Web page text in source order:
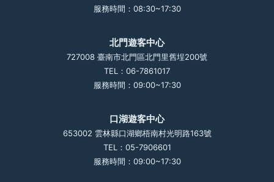
服務時間：08:30~17:30
北門遊客中心
727008 臺南市北門區北門里舊埕200號
TEL：06-7861017
服務時間：09:00~17:30
口湖遊客中心
653002 雲林縣口湖鄉梧南村光明路163號
TEL：05-7906601
服務時間：09:00~17:30